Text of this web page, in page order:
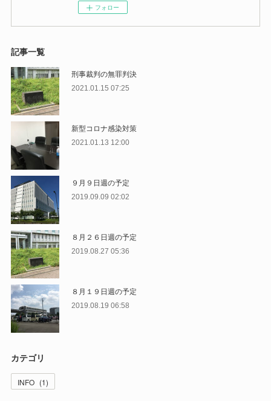
フォロー
記事一覧
刑事裁判の無罪判決
2021.01.15 07:25
新型コロナ感染対策
2021.01.13 12:00
９月９日週の予定
2019.09.09 02:02
８月２６日週の予定
2019.08.27 05:36
８月１９日週の予定
2019.08.19 06:58
カテゴリ
INFO (1)